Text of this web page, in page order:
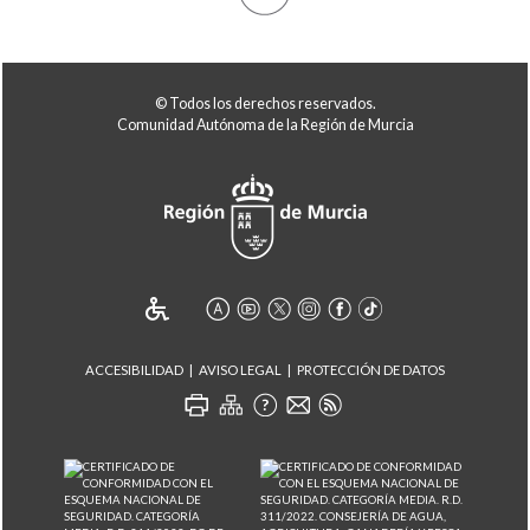
© Todos los derechos reservados.
Comunidad Autónoma de la Región de Murcia
ACCESIBILIDAD AVISO LEGAL PROTECCIÓN DE DATOS